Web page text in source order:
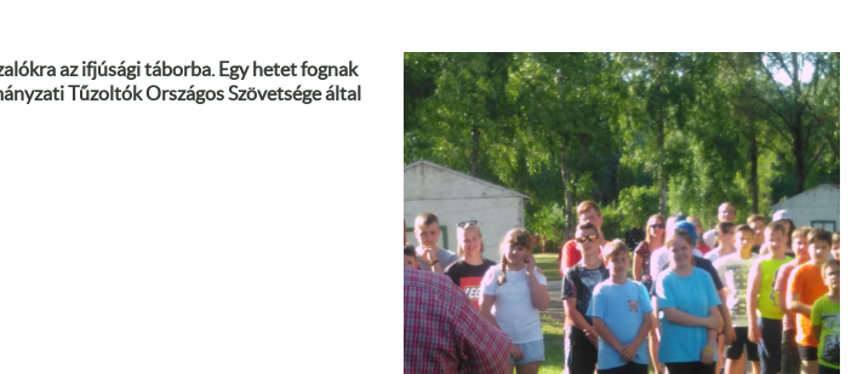
az ifjúsági táborba. Egy hetet fognak
Tűzoltók Országos Szövetsége által